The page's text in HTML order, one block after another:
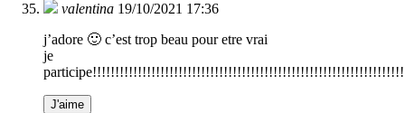
valentina 19/10/2021 17:36
j’adore 🙂 c’est trop beau pour etre vrai
je
J'aime